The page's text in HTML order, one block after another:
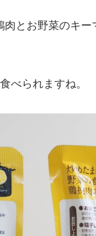
とお野菜のキ
べられますね。